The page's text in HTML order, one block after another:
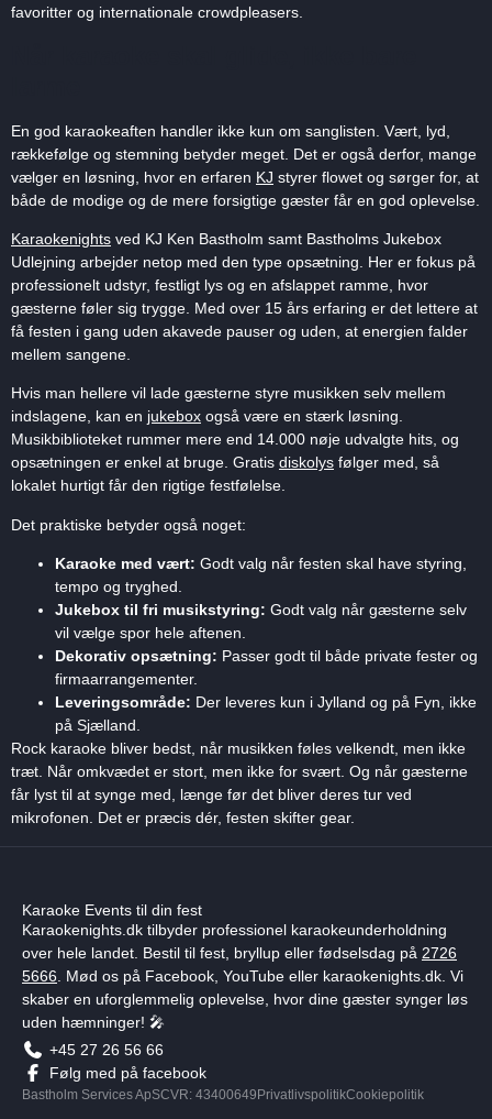
favoritter og internationale crowdpleasers.
En god karaokeaften handler ikke kun om sanglisten. Vært, lyd,
rækkefølge og stemning betyder meget. Det er også derfor, mange
vælger en løsning, hvor en erfaren KJ styrer flowet og sørger for, at
både de modige og de mere forsigtige gæster får en god oplevelse.
Karaokenights ved KJ Ken Bastholm samt Bastholms Jukebox
Udlejning arbejder netop med den type opsætning. Her er fokus på
professionelt udstyr, festligt lys og en afslappet ramme, hvor
gæsterne føler sig trygge. Med over 15 års erfaring er det lettere at
få festen i gang uden akavede pauser og uden, at energien falder
mellem sangene.
Hvis man hellere vil lade gæsterne styre musikken selv mellem
indslagene, kan en jukebox også være en stærk løsning.
Musikbiblioteket rummer mere end 14.000 nøje udvalgte hits, og
opsætningen er enkel at bruge. Gratis diskolys følger med, så
lokalet hurtigt får den rigtige festfølelse.
Det praktiske betyder også noget:
Karaoke med vært: Godt valg når festen skal have styring,
tempo og tryghed.
Jukebox til fri musikstyring: Godt valg når gæsterne selv
vil vælge spor hele aftenen.
Dekorativ opsætning: Passer godt til både private fester og
firmaarrangementer.
Leveringsområde: Der leveres kun i Jylland og på Fyn, ikke
på Sjælland.
Rock karaoke bliver bedst, når musikken føles velkendt, men ikke
træt. Når omkvædet er stort, men ikke for svært. Og når gæsterne
får lyst til at synge med, længe før det bliver deres tur ved
mikrofonen. Det er præcis dér, festen skifter gear.
Karaoke Events til din fest
Karaokenights.dk tilbyder professionel karaokeunderholdning
over hele landet. Bestil til fest, bryllup eller fødselsdag på 2726
5666 . Mød os på Facebook, YouTube eller karaokenights.dk. Vi
skaber en uforglemmelig oplevelse, hvor dine gæster synger løs
uden hæmninger! 🎤
+45 27 26 56 66
Følg med på facebook
Bastholm Services ApSCVR: 43400649 PrivatlivspolitikCookiepolitik